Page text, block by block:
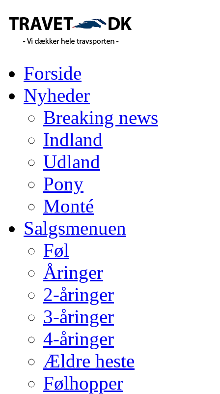
Forside
Nyheder
Breaking news
Indland
Udland
Pony
Monté
Salgsmenuen
Føl
Åringer
2-åringer
3-åringer
4-åringer
Ældre heste
Følhopper